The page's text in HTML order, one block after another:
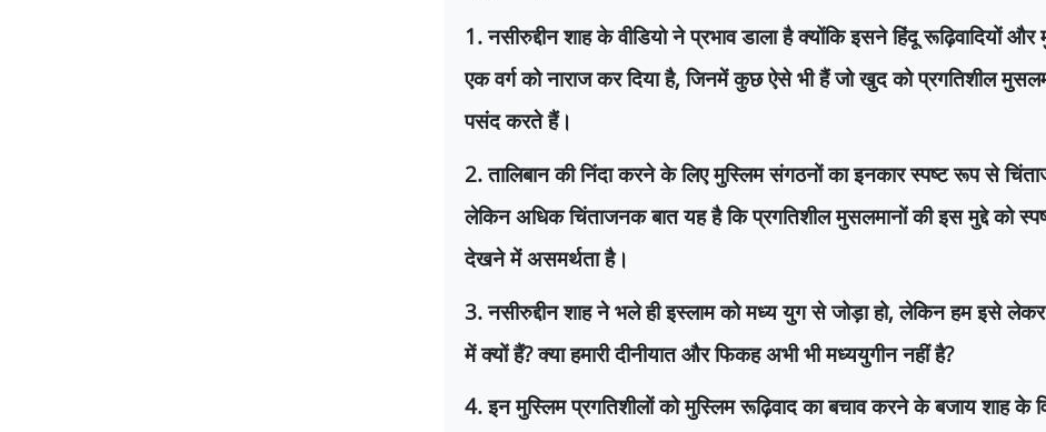
1.नसीरुद्दीन शाह के वीडियो ने प्रभाव डाला है क्योंकि इसने हिंदू रूढ़िवादियों
एक वर्ग को नाराज कर दिया है,जिनमें कुछ ऐसे भी हैं जो खुद को प्रगतिशील
पसंद करते हैं।
2.तालिबान की निंदा करने के लिए मुस्लिम संगठनों का इनकार स्पष्ट रूप से
लेकिन अधिक चिंताजनक बात यह है कि प्रगतिशील मुसलमानों की इस मुद्दे को
देखने में असमर्थता है।
3.नसीरुद्दीन शाह ने भले ही इस्लाम को मध्य युग से जोड़ा हो,लेकिन हम इसे
में क्यों हैं?क्या हमारी दीनीयात और फिकह अभी भी मध्ययुगीन नहीं है?
4.इन मुस्लिम प्रगतिशीलों को मुस्लिम रूढ़िवाद का बचाव करने के बजाय शाह के